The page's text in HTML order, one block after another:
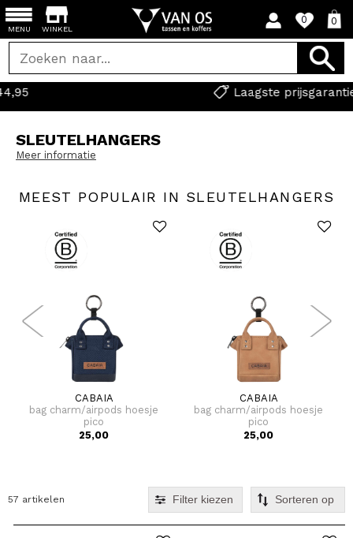
WINKEL
0 0
Laagste prijsgarantie
MENU
SLEUTELHANGERS
Meer informatie
MEEST POPULAIR IN SLEUTELHANGERS
CABAIA
bag charm/airpods hoesje
pico
25,00
CABAIA
bag charm/airpods hoesje
pico
25,00
57 artikelen Filter kiezen